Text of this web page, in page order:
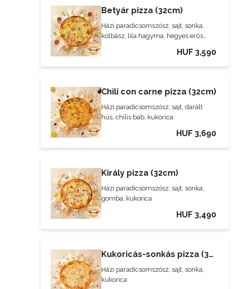
Betyár pizza (32cm)
Házi paradicsomszósz, sajt, sonka,
kolbász, lila hagyma, hegyes erős
HUF 3,590
Chili con carne pizza (32cm)
Házi paradicsomszósz, sajt, darált
hús, chilis bab, kukorica
HUF 3,690
Király pizza (32cm)
Házi paradicsomszósz, sajt, sonka,
gomba, kukorica
HUF 3,490
Kukoricás-sonkás pizza (32cm)
Házi paradicsomszósz, sajt, sonka,
kukorica